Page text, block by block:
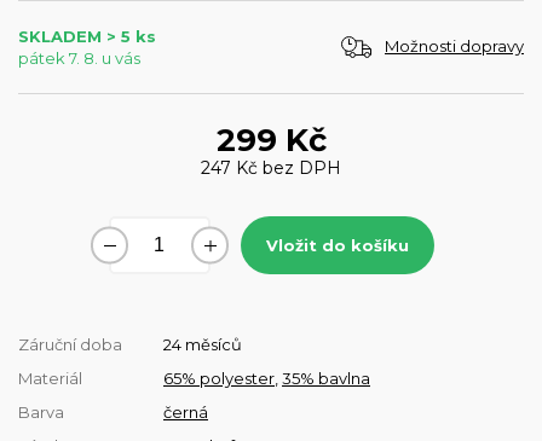
SKLADEM > 5 ks
pátek 7. 8. u vás
Možnosti dopravy
299 Kč
247 Kč bez DPH
Vložit do košíku
Záruční doba
24 měsíců
Materiál
65% polyester 35% bavlna
Barva
černá